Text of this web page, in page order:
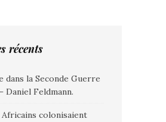
récents
dans la Seconde Guerre
Daniel Feldmann.
Africains colonisaient